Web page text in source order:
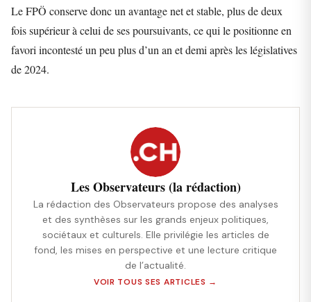
Le FPÖ conserve donc un avantage net et stable, plus de deux
fois supérieur à celui de ses poursuivants, ce qui le positionne en
favori incontesté un peu plus d’un an et demi après les législatives
de 2024.
Les Observateurs (la rédaction)
La rédaction des Observateurs propose des analyses
et des synthèses sur les grands enjeux politiques,
sociétaux et culturels. Elle privilégie les articles de
fond, les mises en perspective et une lecture critique
de l’actualité.
VOIR TOUS SES ARTICLES →